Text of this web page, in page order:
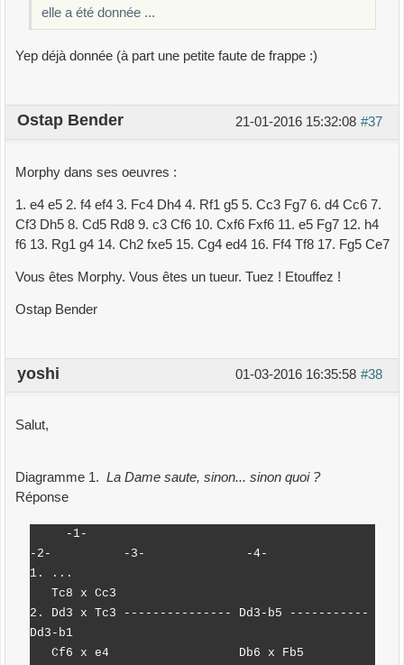
elle a été donnée ...
Yep déjà donnée (à part une petite faute de frappe :)
#37
21-01-2016 15:32:08
Ostap Bender
Morphy dans ses oeuvres :
1. e4 e5 2. f4 ef4 3. Fc4 Dh4 4. Rf1 g5 5. Cc3 Fg7 6. d4 Cc6 7.
Cf3 Dh5 8. Cd5 Rd8 9. c3 Cf6 10. Cxf6 Fxf6 11. e5 Fg7 12. h4
f6 13. Rg1 g4 14. Ch2 fxe5 15. Cg4 ed4 16. Ff4 Tf8 17. Fg5 Ce7
Vous êtes Morphy. Vous êtes un tueur. Tuez ! Etouffez !
Ostap Bender
#38
01-03-2016 16:35:58
yoshi
Salut,
Diagramme 1. La Dame saute, sinon... sinon quoi ?
Réponse
-1-
-2- -3- -4-
1. ...
Tc8 x Cc3
2. Dd3 x Tc3 --------------- Dd3-b5 -----------
Dd3-b1
Cf6 x e4 Db6 x Fb5